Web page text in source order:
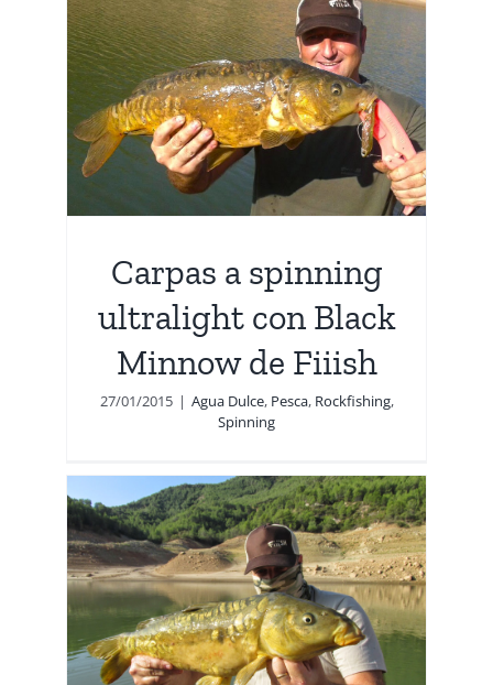
Carpas a spinning
ultralight con Black
Minnow de Fiiish
27/01/2015 | Agua Dulce, Pesca, Rockfishing,
Spinning